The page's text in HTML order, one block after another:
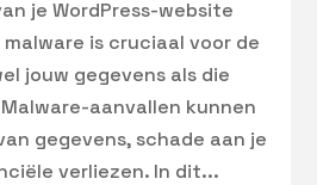
je WordPress-website
is cruciaal voor de
jouw gegevens als die
aanvallen kunnen
gegevens, schade aan je
verliezen. In dit...